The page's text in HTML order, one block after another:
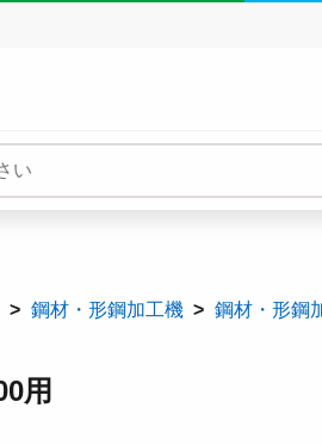
鋼材・形鋼加工機 鋼材・形鋼
用